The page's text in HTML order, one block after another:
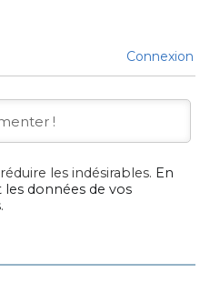
Connexion
les indésirables. En
données de vos
.